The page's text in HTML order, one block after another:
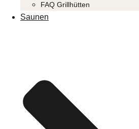
FAQ Grillhütten
Saunen